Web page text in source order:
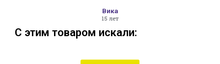
Вика
15 лет
С этим товаром искали: